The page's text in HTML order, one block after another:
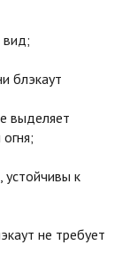
блэкаут
выделяет
к
не требует